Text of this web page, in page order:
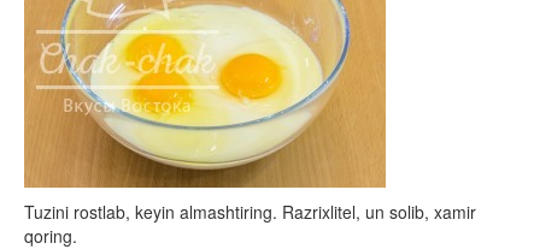
Tuzini rostlab, keyin almashtiring. Razrixlitel, un solib, xamir
qoring.